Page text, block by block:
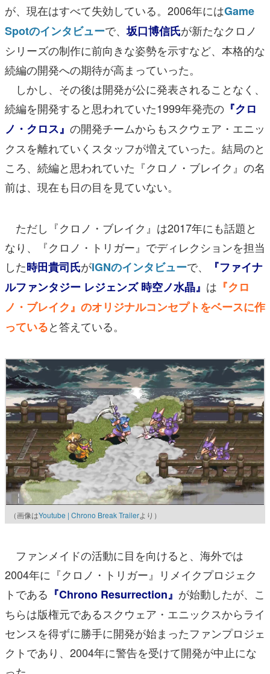
が、現在はすべて失効している。2006年にはGame
Spotのインタビューで、坂口博信氏が新たなクロノ
シリーズの制作に前向きな姿勢を示すなど、本格的な
続編の開発への期待が高まっていった。
しかし、その後は開発が公に発表されることなく、
続編を開発すると思われていた1999年発売の 『クロ
ノ・クロス』 の開発チームからもスクウェア・エニッ
クスを離れていくスタッフが増えていった。結局のと
ころ、続編と思われていた『クロノ・ブレイク』の名
前は、現在も日の目を見ていない。
ただし『クロノ・ブレイク』は2017年にも話題と
なり、『クロノ・トリガー』でディレクションを担当
した時田貴司氏がIGNのインタビューで、
『ファイナ
ルファンタジー レジェンズ 時空ノ水晶』 は 『クロ
ノ・ブレイク』のオリジナルコンセプトをベースに作
っていると答えている。
（画像はYoutube | Chrono Break Trailerより）
ファンメイドの活動に目を向けると、海外では
2004年に『クロノ・トリガー』リメイクプロジェク
トである 『Chrono Resurrection』 が始動したが、こ
ちらは版権元であるスクウェア・エニックスからライ
センスを得ずに勝手に開発が始まったファンプロジェ
クトであり、2004年に警告を受けて開発が中止にな